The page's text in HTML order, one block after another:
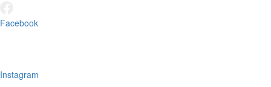
Facebook
Instagram